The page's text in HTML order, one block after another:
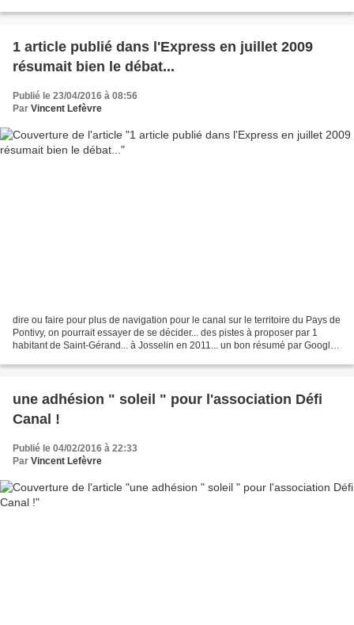
1 article publié dans l'Express en juillet 2009
résumait bien le débat...
Publié le 23/04/2016 à 08:56
Par Vincent Lefèvre
dire ou faire pour plus de navigation pour le canal sur le territoire du Pays de
Pontivy, on pourrait essayer de se décider... des pistes à proposer par 1
habitant de Saint-Gérand... à Josselin en 2011... un bon résumé par Google
une adhésion " soleil " pour l'association Défi
Canal !
Publié le 04/02/2016 à 22:33
Par Vincent Lefèvre